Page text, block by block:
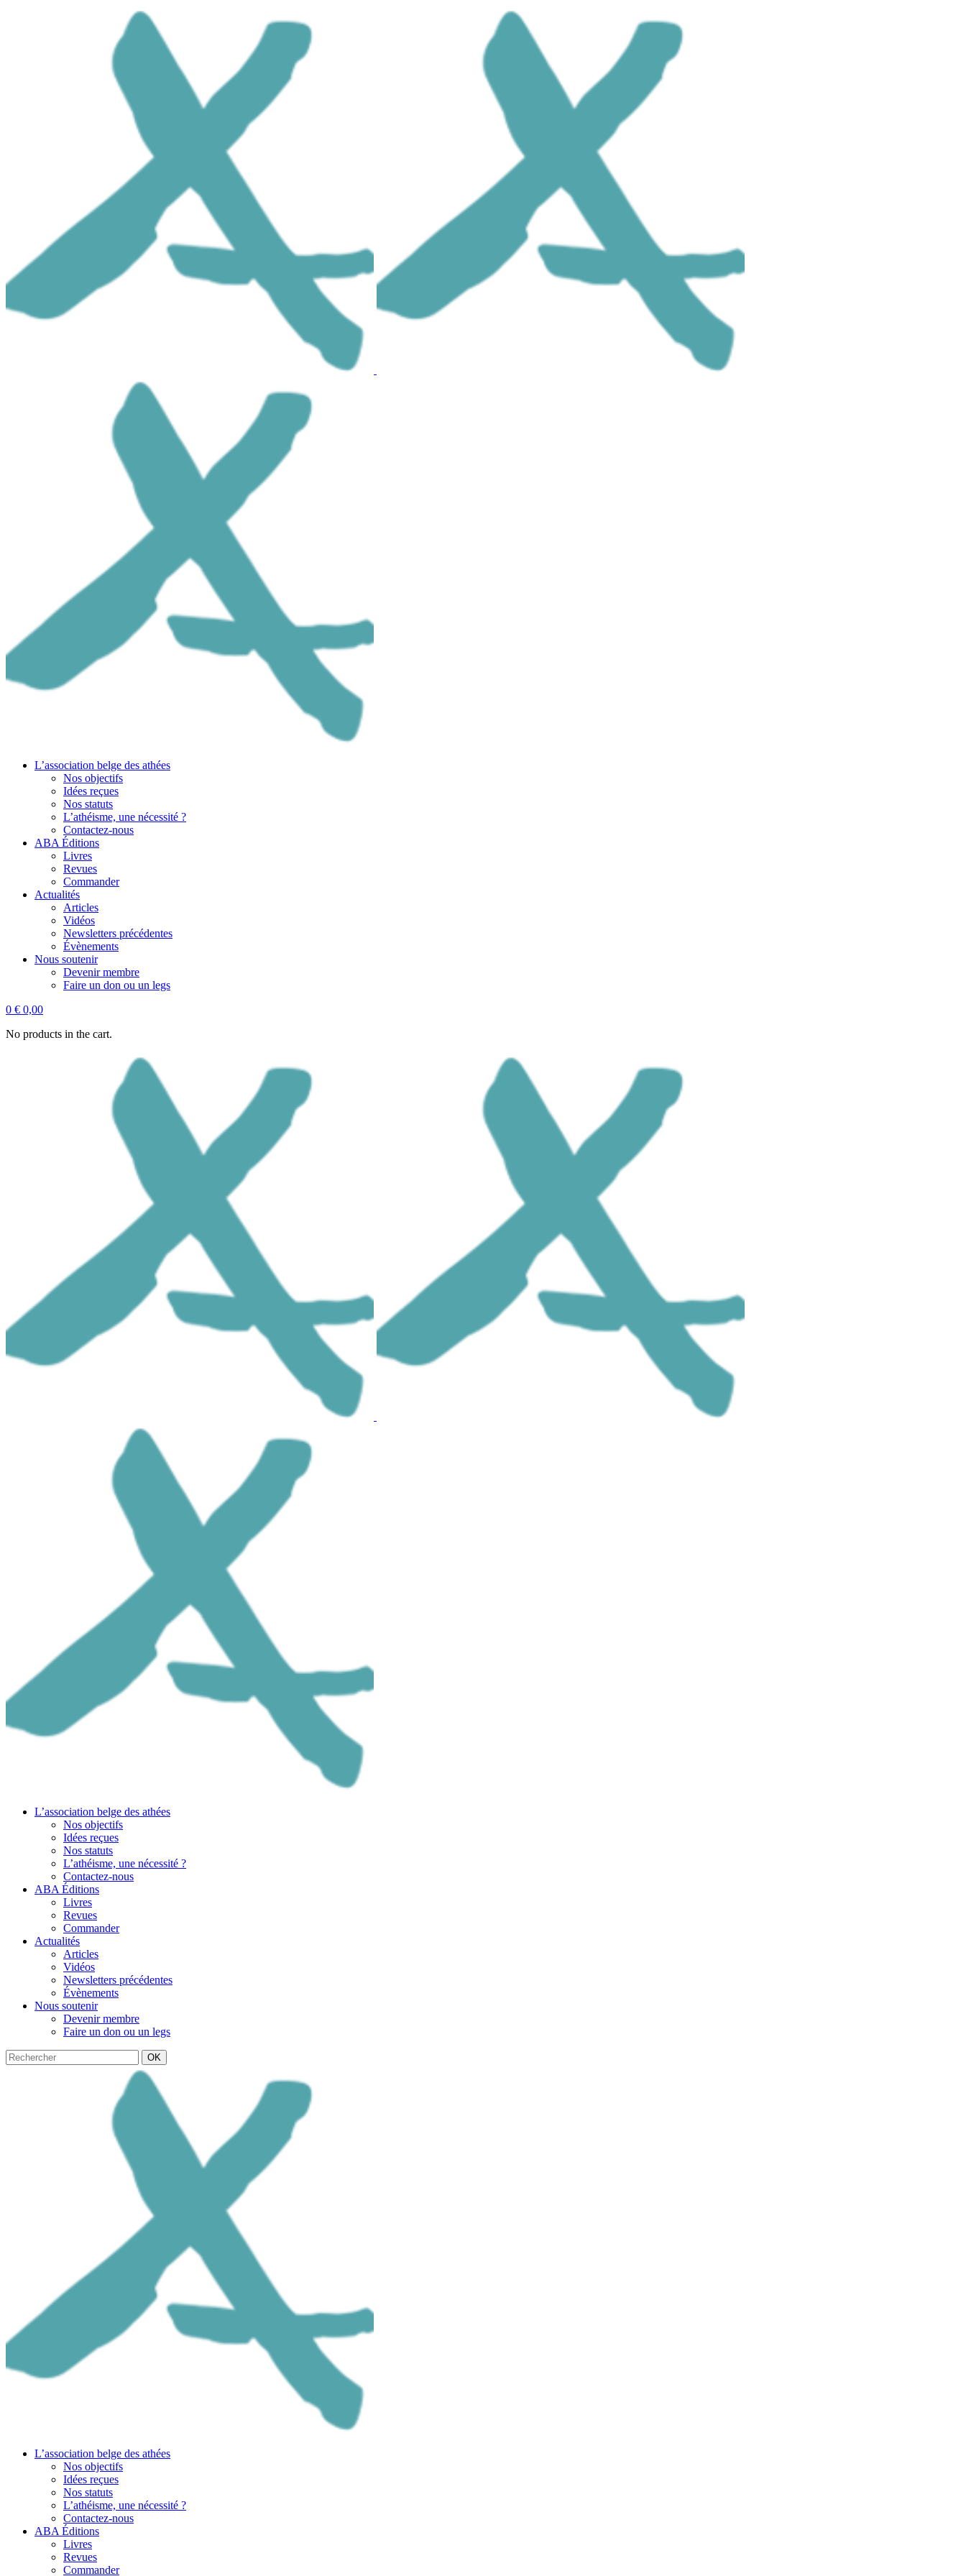
L’association belge des athées
Nos objectifs
Idées reçues
Nos statuts
L’athéisme, une nécessité ?
Contactez-nous
ABA Éditions
Livres
Revues
Commander
Actualités
Articles
Vidéos
Newsletters précédentes
Évènements
Nous soutenir
Devenir membre
Faire un don ou un legs
0 € 0,00
No products in the cart.
L’association belge des athées
Nos objectifs
Idées reçues
Nos statuts
L’athéisme, une nécessité ?
Contactez-nous
ABA Éditions
Livres
Revues
Commander
Actualités
Articles
Vidéos
Newsletters précédentes
Évènements
Nous soutenir
Devenir membre
Faire un don ou un legs
OK
L’association belge des athées
Nos objectifs
Idées reçues
Nos statuts
L’athéisme, une nécessité ?
Contactez-nous
ABA Éditions
Livres
Revues
Commander